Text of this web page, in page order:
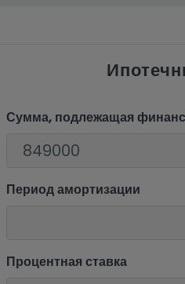
Сумма, подлежащая
Период амортизации
Процентная ставка